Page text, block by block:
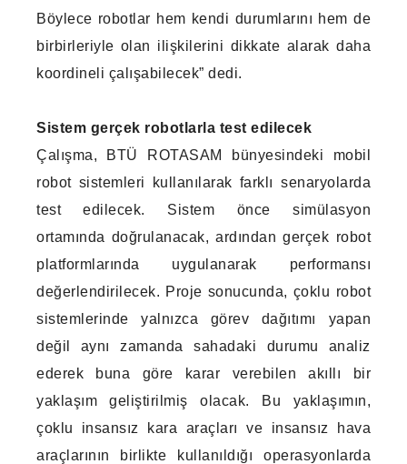
Böylece robotlar hem kendi durumlarını hem de
birbirleriyle olan ilişkilerini dikkate alarak daha
koordineli çalışabilecek” dedi.
Sistem gerçek robotlarla test edilecek
Çalışma, BTÜ ROTASAM bünyesindeki mobil
robot sistemleri kullanılarak farklı senaryolarda
test edilecek. Sistem önce simülasyon
ortamında doğrulanacak, ardından gerçek robot
platformlarında uygulanarak performansı
değerlendirilecek. Proje sonucunda, çoklu robot
sistemlerinde yalnızca görev dağıtımı yapan
değil aynı zamanda sahadaki durumu analiz
ederek buna göre karar verebilen akıllı bir
yaklaşım geliştirilmiş olacak. Bu yaklaşımın,
çoklu insansız kara araçları ve insansız hava
araçlarının birlikte kullanıldığı operasyonlarda